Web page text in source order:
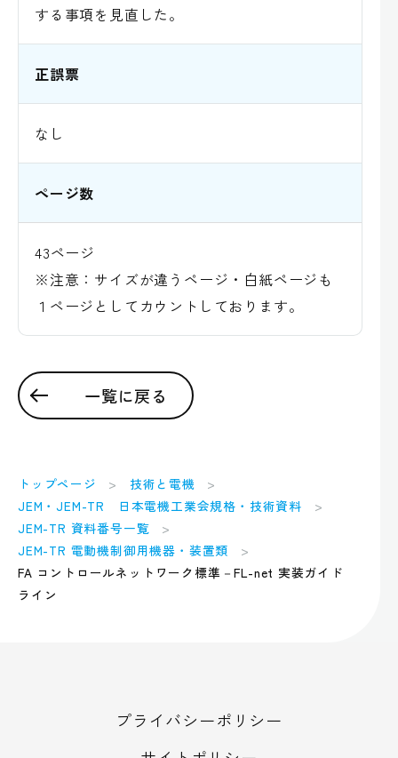
する事項を見直した。
正誤票
なし
ページ数
43ページ
※注意：サイズが違うページ・白紙ページも
１ページとしてカウントしております。
一覧に戻る
トップページ
技術と電機
JEM・JEM-TR 日本電機工業会規格・技術資料
JEM-TR 資料番号一覧
JEM-TR 電動機制御用機器・装置類
FA コントロールネットワーク標準－FL-net 実装ガイド
ライン
プライバシーポリシー